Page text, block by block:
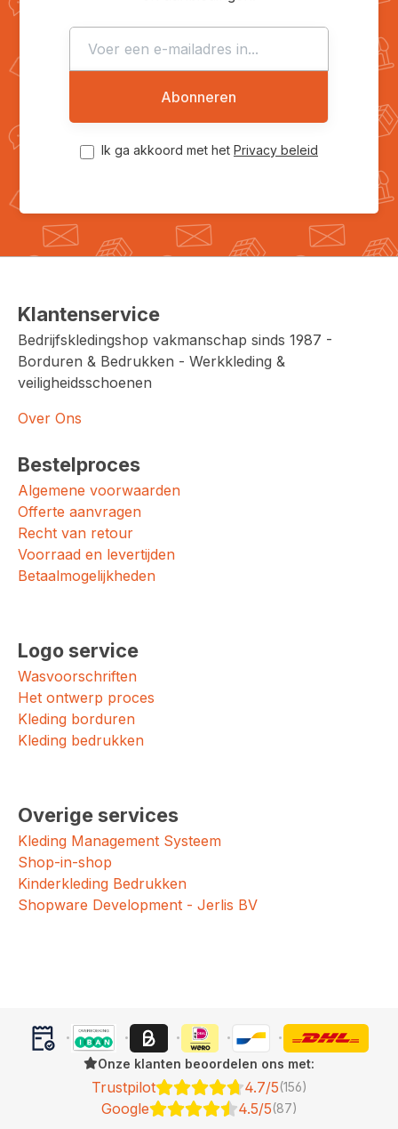
Abonneren
Ik ga akkoord met het Privacy beleid
Klantenservice
Bedrijfskledingshop vakmanschap sinds 1987 -
Borduren & Bedrukken - Werkkleding &
veiligheidsschoenen
Over Ons
Bestelproces
Algemene voorwaarden
Offerte aanvragen
Recht van retour
Voorraad en levertijden
Betaalmogelijkheden
Logo service
Wasvoorschriften
Het ontwerp proces
Kleding borduren
Kleding bedrukken
Overige services
Kleding Management Systeem
Shop-in-shop
Kinderkleding Bedrukken
Shopware Development - Jerlis BV
Onze klanten beoordelen ons met:
Trustpilot 4.7/5(156)
Google 4.5/5(87)